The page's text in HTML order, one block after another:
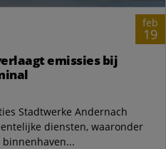
feb
19
emissies bij
Stadtwerke Andernach
diensten, waaronder
binnenhaven...